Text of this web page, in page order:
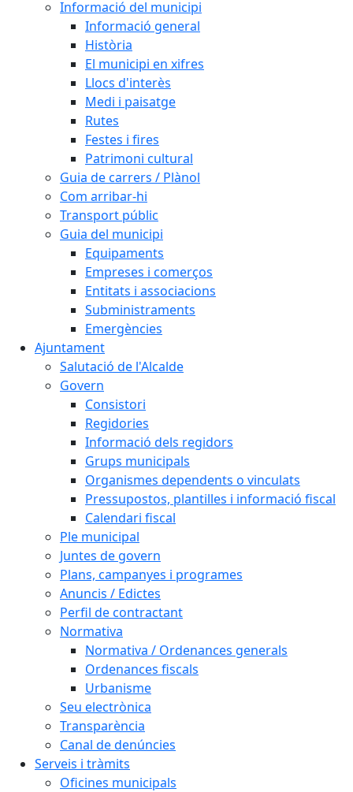
Informació del municipi
Informació general
Història
El municipi en xifres
Llocs d'interès
Medi i paisatge
Rutes
Festes i fires
Patrimoni cultural
Guia de carrers / Plànol
Com arribar-hi
Transport públic
Guia del municipi
Equipaments
Empreses i comerços
Entitats i associacions
Subministraments
Emergències
Ajuntament
Salutació de l'Alcalde
Govern
Consistori
Regidories
Informació dels regidors
Grups municipals
Organismes dependents o vinculats
Pressupostos, plantilles i informació fiscal
Calendari fiscal
Ple municipal
Juntes de govern
Plans, campanyes i programes
Anuncis / Edictes
Perfil de contractant
Normativa
Normativa / Ordenances generals
Ordenances fiscals
Urbanisme
Seu electrònica
Transparència
Canal de denúncies
Serveis i tràmits
Oficines municipals